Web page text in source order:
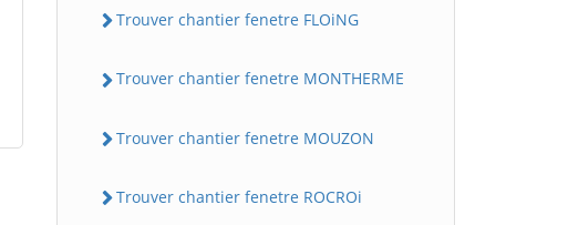
Trouver chantier fenetre FLOiNG
Trouver chantier fenetre MONTHERME
Trouver chantier fenetre MOUZON
Trouver chantier fenetre ROCROi